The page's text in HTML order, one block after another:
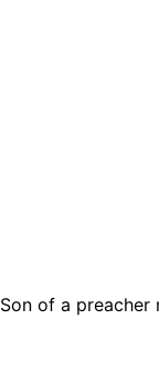
Son of a preacher